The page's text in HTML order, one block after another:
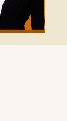
ます。
現が可能で